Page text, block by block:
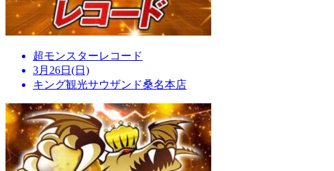
超モンスターレコード
3月26日(日)
キング観光サウザンド桑名本店